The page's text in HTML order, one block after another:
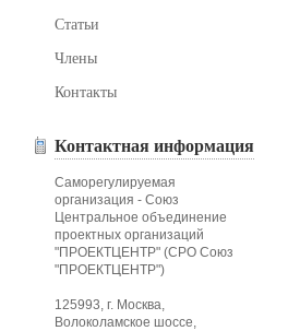
Статьи
Члены
Контакты
Контактная информация
Саморегулируемая
организация - Союз
Центральное объединение
проектных организаций
"ПРОЕКТЦЕНТР" (СРО Союз
"ПРОЕКТЦЕНТР")
125993, г. Москва,
Волоколамское шоссе,